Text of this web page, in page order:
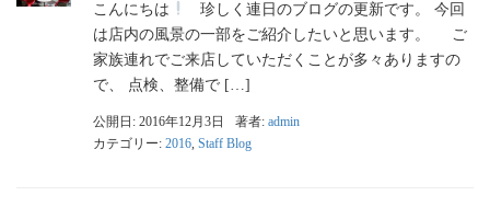
こんにちは
珍しく連日のブログの更新です。 今回
は店内の風景の一部をご紹介したいと思います。 ご
家族連れでご来店していただくことが多々ありますの
で、 点検、整備で […]
公開日: 2016年12月3日 著者: admin
カテゴリー: 2016 Staff Blog